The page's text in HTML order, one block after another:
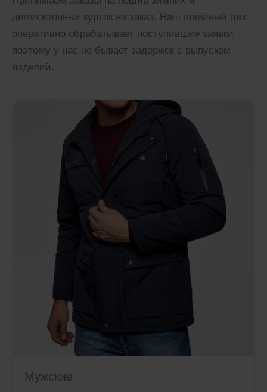
демисезонных курток на заказ. Наш швейный цех
оперативно обрабатывает поступившие заявки,
поэтому у нас не бывает задержек с выпуском
изделий.
Мужские